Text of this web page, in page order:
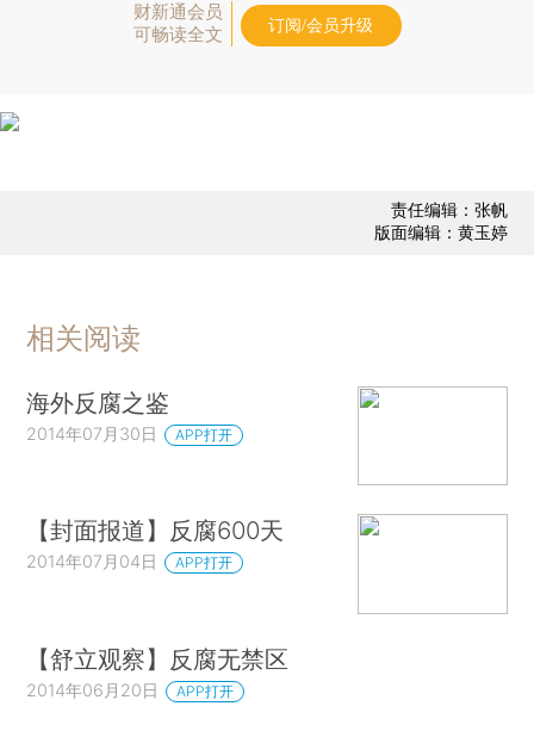
财新通会员
可畅读全文
订阅/会员升级
责任编辑：张帆
版面编辑：黄玉婷
相关阅读
海外反腐之鉴
2014年07月30日 APP打开
【封面报道】反腐600天
2014年07月04日 APP打开
【舒立观察】反腐无禁区
2014年06月20日 APP打开